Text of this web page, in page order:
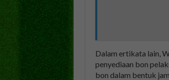
Dalam ertikata lain,
penyediaan bon
bon dalam bentuk